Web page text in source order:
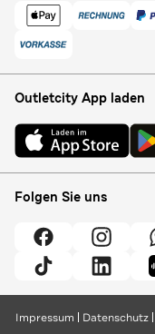
Outletcity App laden
Folgen Sie uns
Impressum Datenschutz